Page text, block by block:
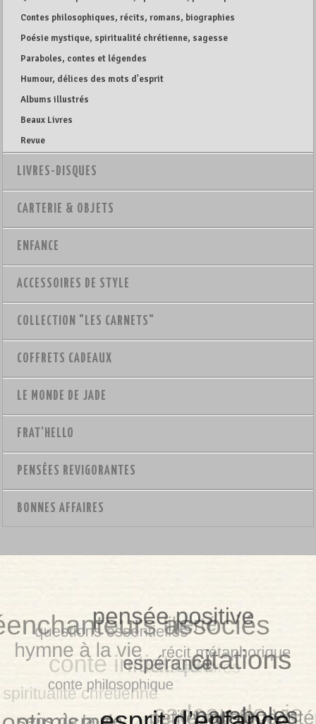
Contes philosophiques, récits, romans, biographies
Poésie mystique, spiritualité chrétienne, sagesse
Paraboles, contes et légendes
Humour, délices des mots d'esprit
Albums illustrés
Beaux Livres
Revue
LIVRES-DISQUES
CARTERIE & OBJETS
ENFANCE
ACCESSOIRES DE STYLE
COLLECTION "LES CARNETS"
COFFRETS CADEAUX
LE MONDE DE JADE
FRAT'HELLO
PENSÉES REVIGORANTES
BONNES AFFAIRES